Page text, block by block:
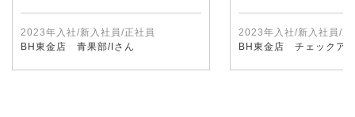
2023年入社/新入社員/正社員
BH東金店 青果部/Iさん
2023年入社/新入社員/正
BH東金店 チェックア